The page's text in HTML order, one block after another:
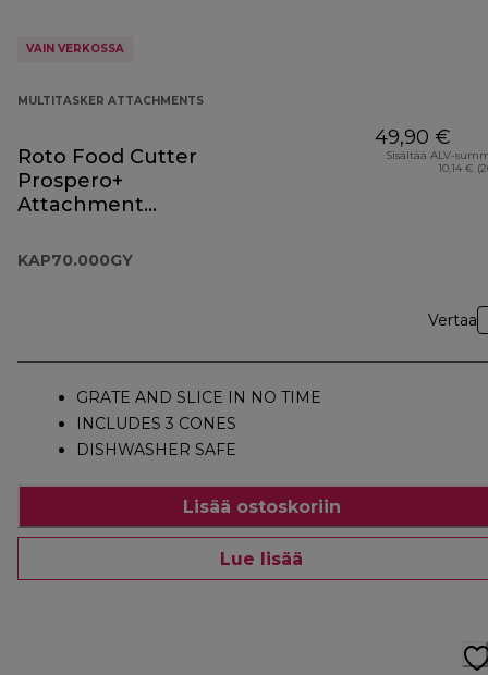
VAIN VERKOSSA
MULTITASKER ATTACHMENTS
Roto Food Cutter
Prospero+
Attachment
KAP70.000GY
49,90 €
Sisältää ALV-
10,14 €
Vertaa
GRATE AND SLICE IN NO TIME
INCLUDES 3 CONES
DISHWASHER SAFE
Lisää ostoskoriin
Lue lisää